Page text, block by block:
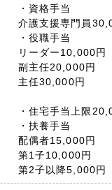
・資格手当
介護支援専門員
・役職手当
リーダー10,000円
副主任20,000円
主任30,000円
・住宅手当上限
・扶養手当
配偶者15,000円
第1子10,000円
第2子以降5,000円